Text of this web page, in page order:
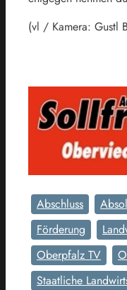
(vl / Kamera: Gustl
Abschluss
Förderung
Oberpfalz TV
Staatliche